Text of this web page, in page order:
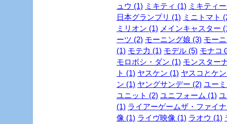
ュウ (1) ミキティ (1) ミキティ
日本グランプリ (1) ミニトマト
ミリオン (1) メインキャスター
ーツ (2) モーニング娘 (3) モー
(1) モテ力 (1) モデル (5) モナコ
モロボシ・ダン (1) モンスター
ト (1) ヤスケン (1) ヤスコとケ
ン (1) ヤングサンデー (2) ユー
ユニット (2) ユニフォーム (1)
(1) ライアーゲームザ・ファイ
像 (1) ライヴ映像 (1) ラオウ (1)